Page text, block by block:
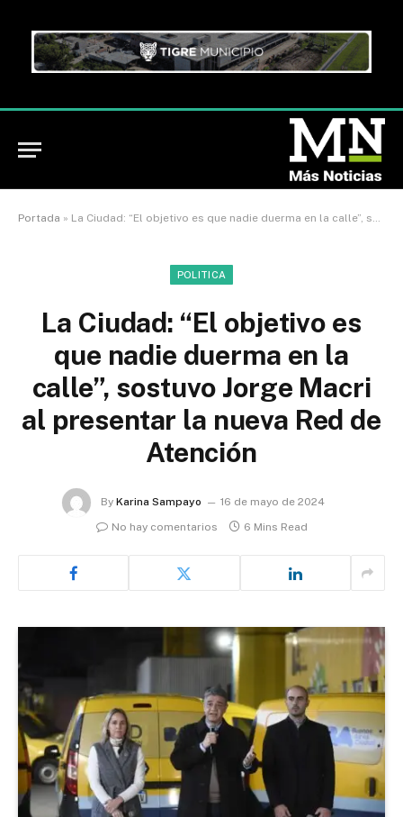
Portada » La Ciudad: “El objetivo es que nadie duerma en la calle”, sostuvo Jorge Macri al presentar la nueva Red de Atención
POLITICA
La Ciudad: “El objetivo es
que nadie duerma en la
calle”, sostuvo Jorge Macri
al presentar la nueva Red de
Atención
By Karina Sampayo
16 de mayo de 2024
No hay comentarios
6 Mins Read